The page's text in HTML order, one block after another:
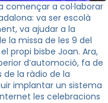
començar a col·laborar
va ser escolà
va ajudar a la
la missa de les 9 del
propi bisbe Joan. Ara,
d’automoció, fa de
la ràdio de la
implantar un sistema
les celebracions